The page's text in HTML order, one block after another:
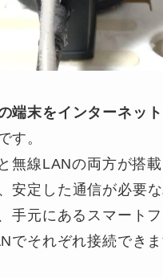
端末をインターネッ
す。
無線LANの両方が搭
安定した通信が必要
手元にあるスマート
でそれぞれ接続できま